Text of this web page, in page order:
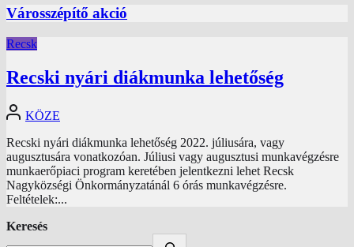
Városszépítő akció
Recsk
Recski nyári diákmunka lehetőség
KÖZE
Recski nyári diákmunka lehetőség 2022. júliusára, vagy
augusztusára vonatkozóan. Júliusi vagy augusztusi munkavégzésre
munkaerőpiaci program keretében jelentkezni lehet Recsk
Nagyközségi Önkormányzatánál 6 órás munkavégzésre.
Feltételek:...
Keresés